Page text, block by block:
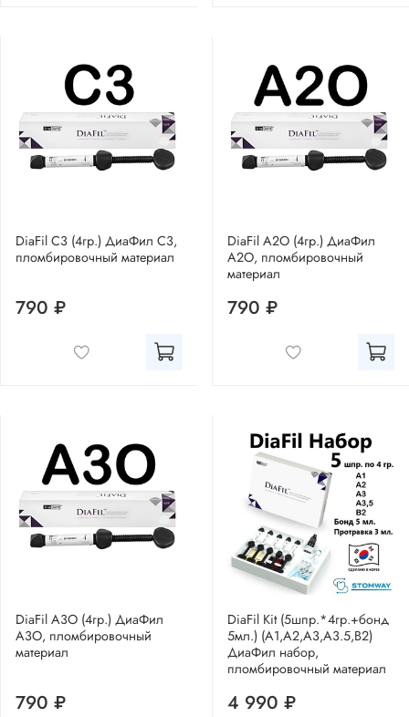
DiaFil C3 (4гр.) ДиаФил С3,
пломбировочный материал
790 ₽
DiaFil A2O (4гр.) ДиаФил
А2О, пломбировочный
материал
790 ₽
DiaFil A3O (4гр.) ДиаФил
А3О, пломбировочный
материал
790 ₽
DiaFil Kit (5шпр.*4гр.+бонд
5мл.) (A1,A2,A3,A3.5,B2)
ДиаФил набор,
пломбировочный материал
4 990 ₽